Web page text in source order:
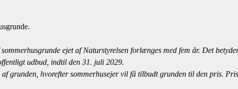
ejet af Naturstyrelsen forlænges med fem år. Det
udbud, indtil den 31. juli 2029.
grunden, hvorefter sommerhusejer vil få tilbudt grunden til den pris.